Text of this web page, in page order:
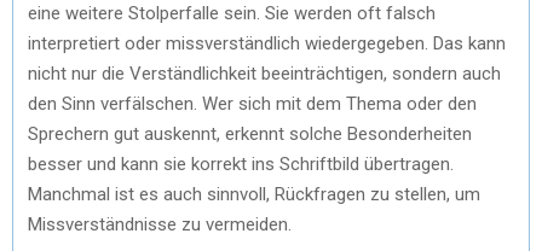
eine weitere Stolperfalle sein. Sie werden oft falsch
interpretiert oder missverständlich wiedergegeben. Das kann
nicht nur die Verständlichkeit beeinträchtigen, sondern auch
den Sinn verfälschen. Wer sich mit dem Thema oder den
Sprechern gut auskennt, erkennt solche Besonderheiten
besser und kann sie korrekt ins Schriftbild übertragen.
Manchmal ist es auch sinnvoll, Rückfragen zu stellen, um
Missverständnisse zu vermeiden.